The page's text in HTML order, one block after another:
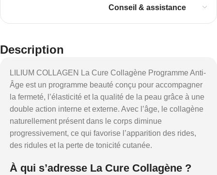
Conseil & assistance
Description
LILIUM COLLAGEN La Cure Collagène Programme Anti-
Âge est un programme beauté conçu pour accompagner
la fermeté, l’élasticité et la qualité de la peau grâce à une
double action interne et externe. Avec l’âge, le collagène
naturellement présent dans le corps diminue
progressivement, ce qui favorise l’apparition des rides,
des ridules et la perte de tonicité cutanée.
À qui s’adresse La Cure Collagène ?